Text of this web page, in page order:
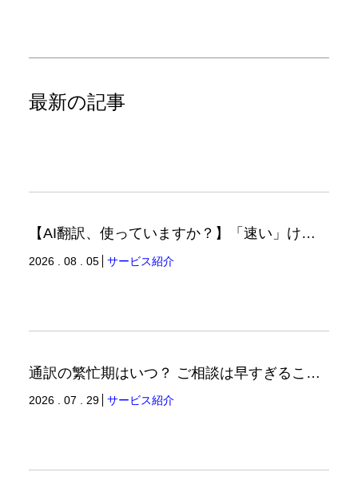
最新の記事
【AI翻訳、使っていますか？】「速い」けど「正しい」は別の話（翻訳ブログ）
2026 . 08 . 05 サービス紹介
通訳の繁忙期はいつ？ ご相談は早すぎることはありません。（通訳ブログ）
2026 . 07 . 29 サービス紹介